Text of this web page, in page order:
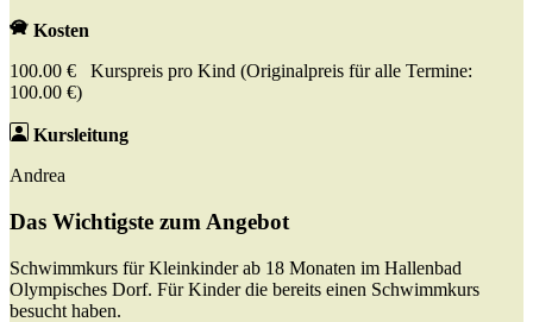
Kosten
100.00 € Kurspreis pro Kind (Originalpreis für alle Termine:
100.00 €)
Kursleitung
Andrea
Das Wichtigste zum Angebot
Schwimmkurs für Kleinkinder ab 18 Monaten im Hallenbad
Olympisches Dorf. Für Kinder die bereits einen Schwimmkurs
besucht haben.